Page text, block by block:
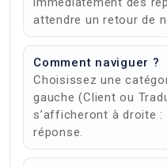
attendre un retour de
Comment naviguer ?
Choisissez une
gauche (Client ou
s’afficheront à droite
réponse.